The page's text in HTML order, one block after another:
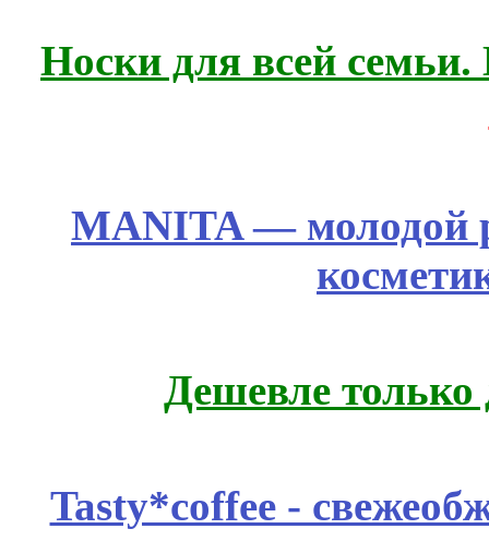
Носки для всей
MANITA — молодой
Дешевле
Tasty*coffee -